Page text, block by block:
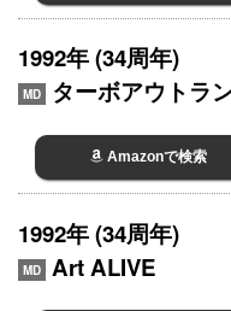
1992年 (34周年)
MD ターボアウトラ
Amazonで検索
1992年 (34周年)
MD Art ALIVE